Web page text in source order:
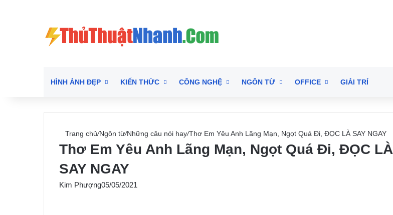
HÌNH ẢNH ĐẸP KIẾN THỨC CÔNG NGHỆ NGÔN TỪ OFFICE GIẢI TRÍ
Trang chủ/Ngôn từ/Những câu nói hay/Thơ Em Yêu Anh Lãng Mạn, Ngọt Quá Đi, ĐỌC LÀ SAY NGAY
Thơ Em Yêu Anh Lãng Mạn, Ngọt Quá Đi, ĐỌC LÀ
SAY NGAY
Kim Phượng05/05/2021